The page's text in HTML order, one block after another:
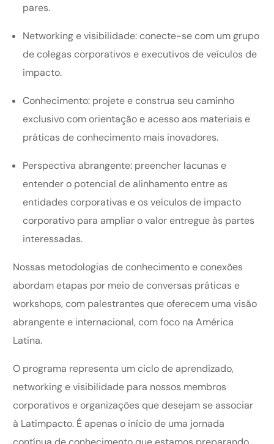
pares.
Networking e visibilidade: conecte-se com um grupo
de colegas corporativos e executivos de veículos de
impacto.
Conhecimento: projete e construa seu caminho
exclusivo com orientação e acesso aos materiais e
práticas de conhecimento mais inovadores.
Perspectiva abrangente: preencher lacunas e
entender o potencial de alinhamento entre as
entidades corporativas e os veículos de impacto
corporativo para ampliar o valor entregue às partes
interessadas.
Nossas metodologias de conhecimento e conexões
abordam etapas por meio de conversas práticas e
workshops, com palestrantes que oferecem uma visão
abrangente e internacional, com foco na América
Latina.
O programa representa um ciclo de aprendizado,
networking e visibilidade para nossos membros
corporativos e organizações que desejam se associar
à Latimpacto. É apenas o início de uma jornada